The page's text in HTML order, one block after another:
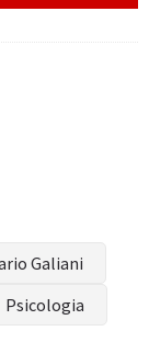
Galiani
Psicologia